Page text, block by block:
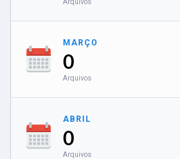
Arquivos
MARÇO
0
Arquivos
ABRIL
0
Arquivos